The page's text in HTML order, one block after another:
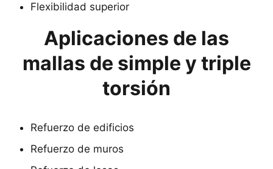
Flexibilidad superior
Aplicaciones de las
mallas de simple y triple
torsión
Refuerzo de edificios
Refuerzo de muros